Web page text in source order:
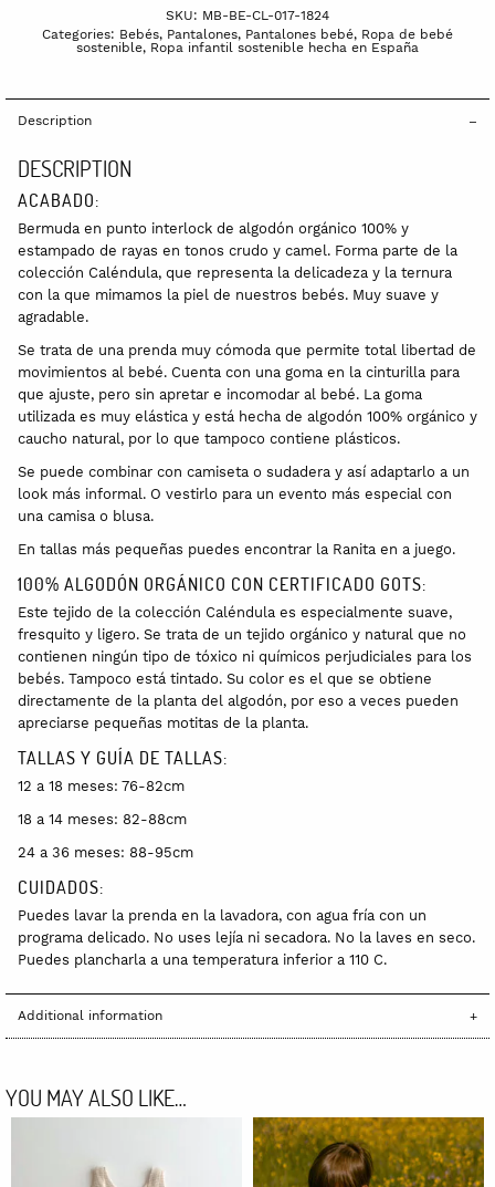
SKU: MB-BE-CL-017-1824
Categories: Bebés, Pantalones, Pantalones bebé, Ropa de bebé
sostenible, Ropa infantil sostenible hecha en España
Description
DESCRIPTION
ACABADO:
Bermuda en punto interlock de algodón orgánico 100% y
estampado de rayas en tonos crudo y camel. Forma parte de la
colección Caléndula, que representa la delicadeza y la ternura
con la que mimamos la piel de nuestros bebés. Muy suave y
agradable.
Se trata de una prenda muy cómoda que permite total libertad de
movimientos al bebé. Cuenta con una goma en la cinturilla para
que ajuste, pero sin apretar e incomodar al bebé. La goma
utilizada es muy elástica y está hecha de algodón 100% orgánico y
caucho natural, por lo que tampoco contiene plásticos.
Se puede combinar con camiseta o sudadera y así adaptarlo a un
look más informal. O vestirlo para un evento más especial con
una camisa o blusa.
En tallas más pequeñas puedes encontrar la Ranita en a juego.
100% ALGODÓN ORGÁNICO CON CERTIFICADO GOTS:
Este tejido de la colección Caléndula es especialmente suave,
fresquito y ligero. Se trata de un tejido orgánico y natural que no
contienen ningún tipo de tóxico ni químicos perjudiciales para los
bebés. Tampoco está tintado. Su color es el que se obtiene
directamente de la planta del algodón, por eso a veces pueden
apreciarse pequeñas motitas de la planta.
TALLAS Y GUÍA DE TALLAS:
12 a 18 meses: 76-82cm
18 a 14 meses: 82-88cm
24 a 36 meses: 88-95cm
CUIDADOS:
Puedes lavar la prenda en la lavadora, con agua fría con un
programa delicado. No uses lejía ni secadora. No la laves en seco.
Puedes plancharla a una temperatura inferior a 110 C.
Additional information
YOU MAY ALSO LIKE…